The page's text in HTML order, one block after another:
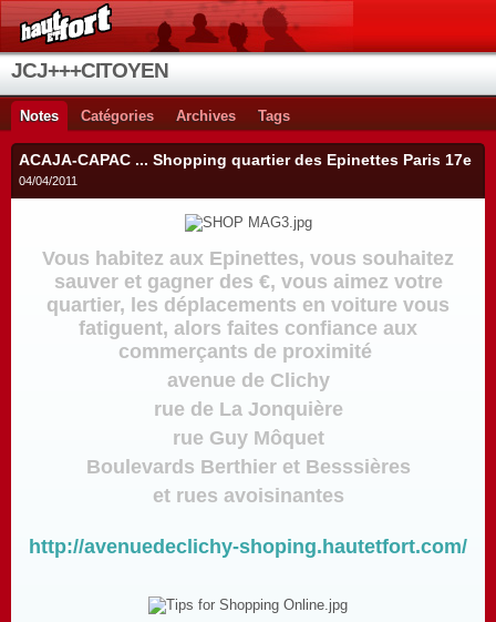
JCJ+++CITOYEN
Notes Catégories Archives Tags
ACAJA-CAPAC ... Shopping quartier des Epinettes Paris 17e
04/04/2011
Vous habitez aux Epinettes, vous souhaitez
sauver et gagner des €, vous aimez votre
quartier, les déplacements en voiture vous
fatiguent, alors faites confiance aux
commerçants de proximité
avenue de Clichy
rue de La Jonquière
rue Guy Môquet
Boulevards Berthier et Besssières
et rues avoisinantes
http://avenuedeclichy-shoping.hautetfort.com/